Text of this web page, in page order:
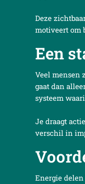
Deze
motiveert om
Een
Veel mensen
gaat dan
systeem
Je draagt
verschil in
Energie